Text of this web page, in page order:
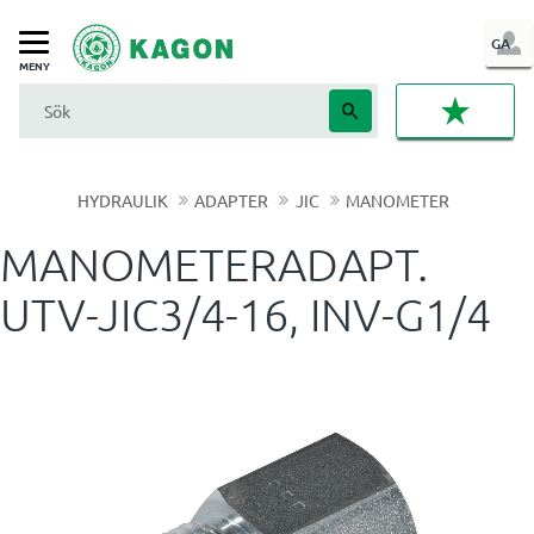
Meny
GA
IN
HYDRAULIK ADAPTER JIC MANOMETER
MANOMETERADAPT.
UTV-JIC3/4-16, INV-G1/4